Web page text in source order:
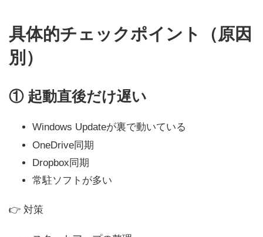
具体的チェックポイント（原因
別）
① 起動直後だけ遅い
Windows Updateが裏で動いている
OneDrive同期
Dropbox同期
常駐ソフトが多い
👉 対策